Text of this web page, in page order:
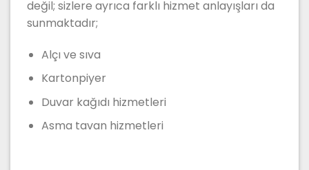
değil; sizlere ayrıca farklı hizmet anlayışları da
sunmaktadır;
Alçı ve sıva
Kartonpiyer
Duvar kağıdı hizmetleri
Asma tavan hizmetleri